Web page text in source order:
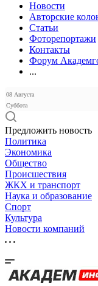
Новости
Авторские
Статьи
Фоторепортажи
Контакты
Форум
...
08 Августа
Суббота
Предложить новость
Политика
Экономика
Общество
Происшествия
ЖКХ и транспорт
Наука и образование
Спорт
Культура
Новости компаний